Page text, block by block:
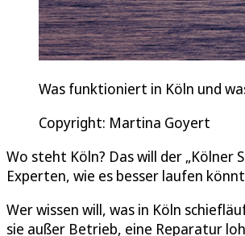
Was funktioniert in Köln und
Copyright: Martina Goyert
Wo steht Köln? Das will der „Kölner
Experten, wie es besser laufen
Wer wissen will, was in Köln
sie außer Betrieb, eine Reparatur